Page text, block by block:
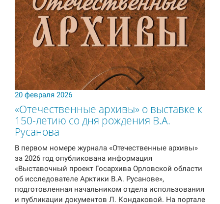
20 февраля 2026
«Отечественные архивы» о выставке к
150-летию со дня рождения В.А.
Русанова
В первом номере журнала «Отечественные архивы»
за 2026 год опубликована информация
«Выставочный проект Госархива Орловской области
об исследователе Арктики В.А. Русанове»,
подготовленная начальником отдела использования
и публикации документов Л. Кондаковой. На портале